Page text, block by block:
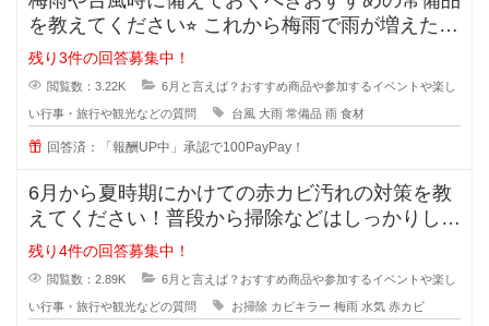
を教えてください⭐︎ これから梅雨で雨が増えた
り、台風で
残り3件の回答募集中！
閲覧数：3.22K 6月と言えば？おすすめ商品や参加するイベントや楽し
い行事・旅行や観光などの質問 台風 大雨 常備品 雨 食材
回答済：「報酬UP中」承認で100PayPay！
6月から夏時期にかけての赤カビ汚れの対策を教
えてください！普段から掃除などはしっかりして
いるつもりなのですが、洗面所など
残り4件の回答募集中！
閲覧数：2.89K 6月と言えば？おすすめ商品や参加するイベントや楽し
い行事・旅行や観光などの質問 お掃除 カビキラー 梅雨 水気 赤カビ